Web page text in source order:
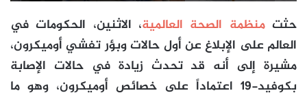
حثتمنظمة الصحة العالمية، الاثنين، الحكومات في
العالم على الإبلاغ عن أول حالات وبؤر تفشي أوميكرون،
مشيرة إلى أنه قد تحدث زيادة في حالات الإصابة
بكوفيد-19 اعتماداً على خصائص أوميكرون، وهو ما